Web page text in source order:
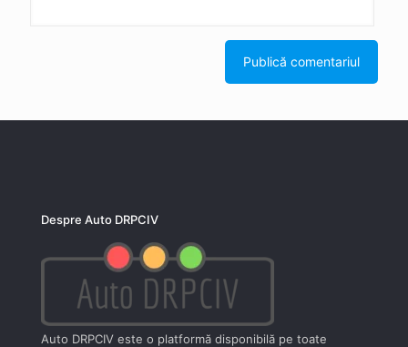
Despre Auto DRPCIV
Auto DRPCIV este o platformă disponibilă pe toate